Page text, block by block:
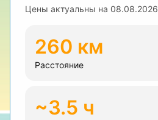
Цены актуальны на 08.08.2026
260 км
Расстояние
~3.5 ч